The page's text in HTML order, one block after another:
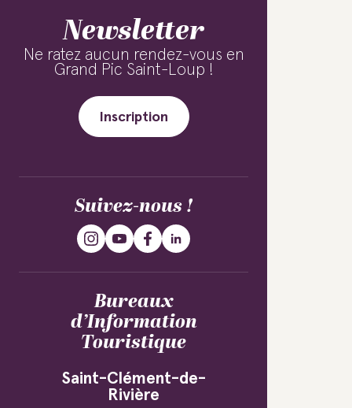
Newsletter
Ne ratez aucun rendez-vous en
Grand Pic Saint-Loup !
Inscription
Suivez-nous !
Bureaux
d’Information
Touristique
Saint-Clément-de-
Rivière